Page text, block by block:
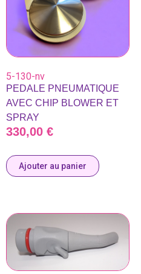
5-130-nv
PEDALE PNEUMATIQUE
AVEC CHIP BLOWER ET
SPRAY
330,00 €
Ajouter au panier